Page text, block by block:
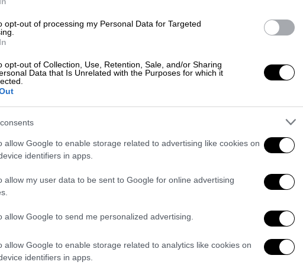
opt-out of processing my Personal Data for Targeted
opt-out of Collection, Use, Retention, Sale, and/or Sharing
Data that Is Unrelated with the Purposes for which it
allow Google to enable storage related to advertising like cookies on
identifiers in apps.
allow my user data to be sent to Google for online advertising
allow Google to send me personalized advertising.
allow Google to enable storage related to analytics like cookies on
identifiers in apps.
αντιμετωπίσει πολύ
θα εξαντλήσει κάθε εργαλείο
ο πρώτος μηνυτής του
άμεσα σε μεγάλο αριθμό
άρχισαννα πέφτουν βροχή
καθώς πολλοί